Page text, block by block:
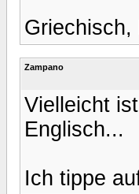
Zampano
Vielleicht
Englisch...
Ich tippe